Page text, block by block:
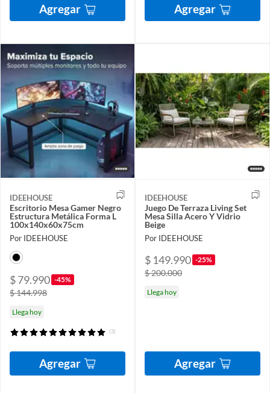
Agregar Agregar
IDEEHOUSE
Escritorio Mesa Gamer Negro
Estructura Metálica Forma L
100x140x60x75cm
Por IDEEHOUSE
$ 79.990 -45%
$ 144.998
Llega hoy
(3)
Agregar
IDEEHOUSE
Juego De Terraza Living Set
Mesa Silla Acero Y Vidrio
Beige
Por IDEEHOUSE
$ 149.990 -25%
$ 200.000
Llega hoy
Agregar